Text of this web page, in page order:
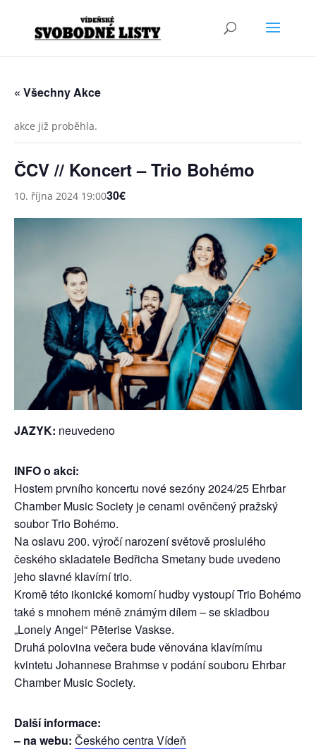
« Všechny Akce
akce již proběhla.
ČCV // Koncert – Trio Bohémo
10. října 2024 19:0030€
JAZYK: neuvedeno
INFO o akci:
Hostem prvního koncertu nové sezóny 2024/25 Ehrbar
Chamber Music Society je cenami ověnčený pražský
soubor Trio Bohémo.
Na oslavu 200. výročí narození světově proslulého
českého skladatele Bedřicha Smetany bude uvedeno
jeho slavné klavírní trio.
Kromě této ikonické komorní hudby vystoupí Trio Bohémo
také s mnohem méně známým dílem – se skladbou
„Lonely Angel“ Pēterise Vaskse.
Druhá polovina večera bude věnována klavírnímu
kvintetu Johannese Brahmse v podání souboru Ehrbar
Chamber Music Society.
Další informace:
– na webu: Českého centra Vídeň